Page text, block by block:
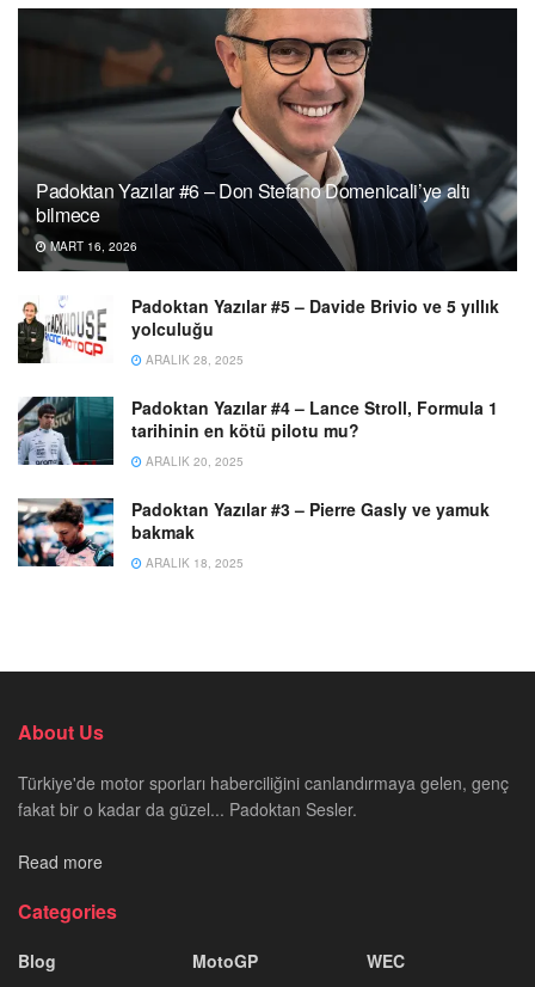
Padoktan Yazılar #6 – Don Stefano Domenicali’ye altı
bilmece
MART 16, 2026
Padoktan Yazılar #5 – Davide Brivio ve 5 yıllık
yolculuğu
ARALIK 28, 2025
Padoktan Yazılar #4 – Lance Stroll, Formula 1
tarihinin en kötü pilotu mu?
ARALIK 20, 2025
Padoktan Yazılar #3 – Pierre Gasly ve yamuk
bakmak
ARALIK 18, 2025
About Us
Türkiye'de motor sporları haberciliğini canlandırmaya gelen, genç
fakat bir o kadar da güzel... Padoktan Sesler.
Read more
Categories
Blog
MotoGP
WEC